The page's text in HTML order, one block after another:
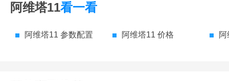
阿维塔11看一看
阿维塔11 参数配置 阿维塔11 价格